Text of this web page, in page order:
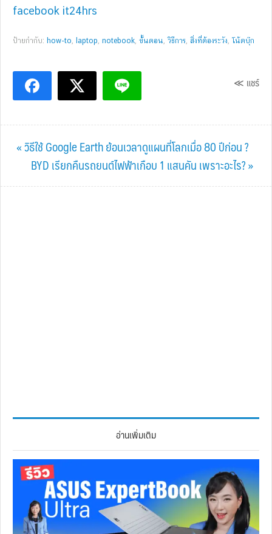
facebook it24hrs
ป้ายกำกับ: how-to, laptop, notebook, ขั้้นตอน,วิธีการ, สิ่งที่ต้องระวัง, โน้ตบุ๊ก
≪ แชร์
Previous
Post:
« วิธีใช้ Google Earth ย้อนเวลาดูแผนที่โลกเมื่อ 80 ปีก่อน ?
Next
Post:
BYD เรียกคืนรถยนต์ไฟฟ้าเกือบ 1 แสนคัน เพราะอะไร? »
อ่านเพิ่มเติม